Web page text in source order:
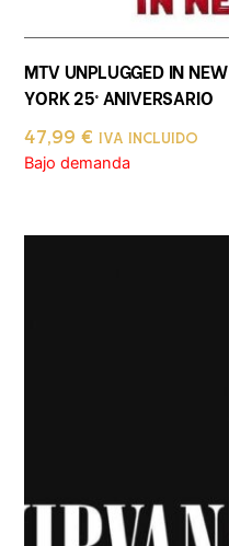
MTV UNPLUGGED IN NEW
YORK 25º ANIVERSARIO
47,99€ IVA INCLUIDO
Bajo demanda